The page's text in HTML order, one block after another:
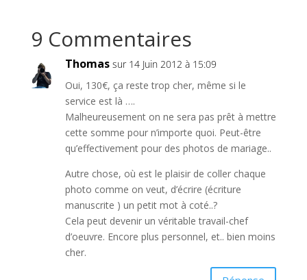
9 Commentaires
Thomas sur 14 Juin 2012 à 15:09
Oui, 130€, ça reste trop cher, même si le
service est là ….
Malheureusement on ne sera pas prêt à mettre
cette somme pour n’importe quoi. Peut-être
qu’effectivement pour des photos de mariage..
Autre chose, où est le plaisir de coller chaque
photo comme on veut, d’écrire (écriture
manuscrite ) un petit mot à coté..?
Cela peut devenir un véritable travail-chef
d’oeuvre. Encore plus personnel, et.. bien moins
cher.